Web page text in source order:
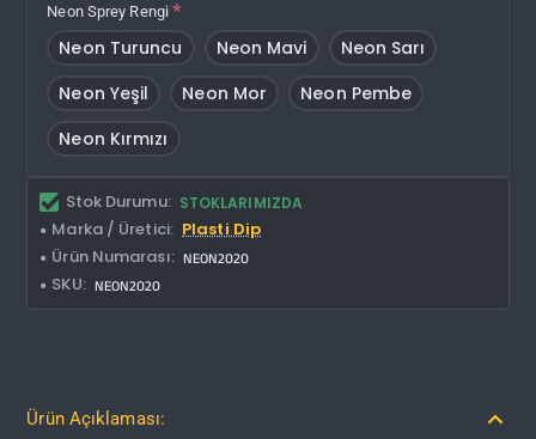
Stok Durumu: STOKLARIMIZDA
Marka / Üretici: Plasti Dip
Ürün Numarası: NEON2020
SKU: NEON2020
Neon Sprey Rengi
Neon Turuncu Neon Mavi
Neon Sarı
Neon Yeşil
Neon Mor
Neon Pembe
Neon Kırmızı
Ürün Açıklaması: